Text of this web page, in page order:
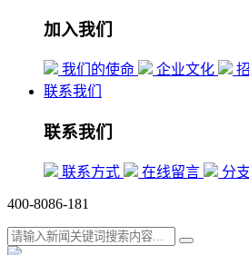
加入我们
我们的使命 企业文化
联系我们
联系我们
联系方式 在线留言 分
400-8086-181